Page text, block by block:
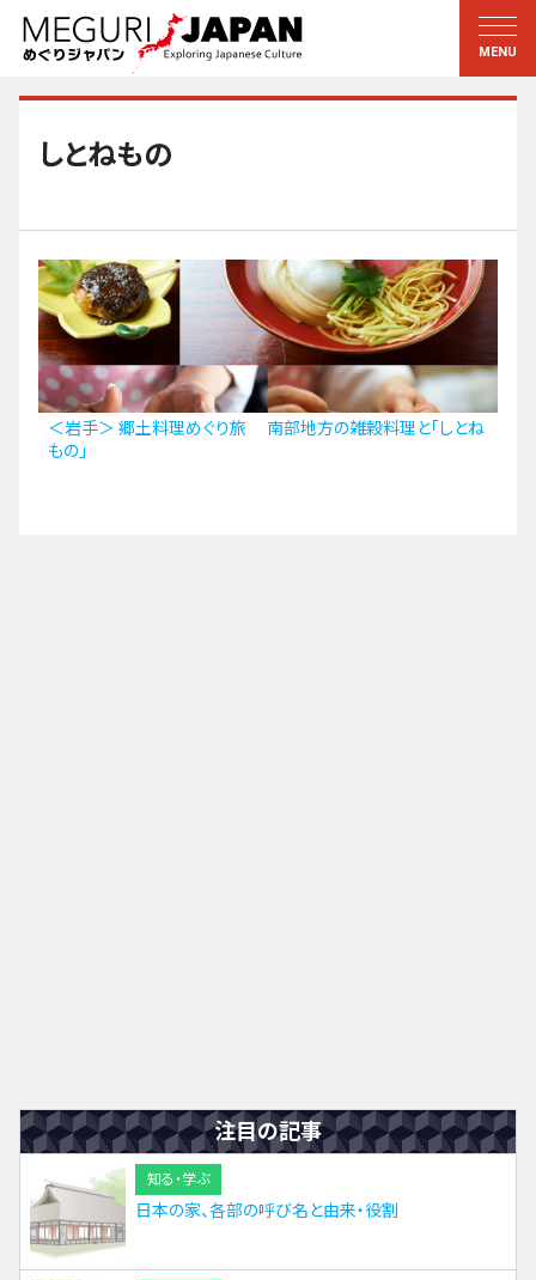
地域をめぐる
江戸・東京
甲信越
北陸
東海
近畿
京都・奈良
文化をめぐる
伝承
芸術・芸能
もの作り
自然
暦と暮らし
しとねもの
＜岩手＞ 郷土料理めぐり旅 南部地方の雑穀料理と「しとね
もの」
注目の記事
知る・学ぶ
日本の家、各部の呼び名と由来・役割